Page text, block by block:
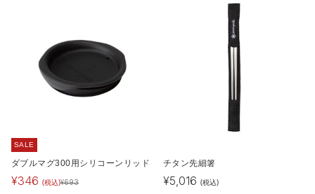
SALE
ダブルマグ300用シリコーンリッド
¥346 (税込)¥693
チタン先細箸
¥5,016 (税込)